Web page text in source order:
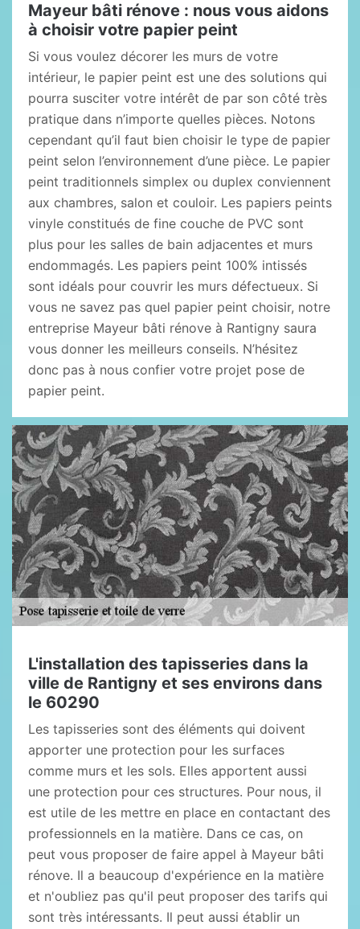
Mayeur bâti rénove : nous vous aidons
à choisir votre papier peint
Si vous voulez décorer les murs de votre
intérieur, le papier peint est une des solutions qui
pourra susciter votre intérêt de par son côté très
pratique dans n’importe quelles pièces. Notons
cependant qu’il faut bien choisir le type de papier
peint selon l’environnement d’une pièce. Le papier
peint traditionnels simplex ou duplex conviennent
aux chambres, salon et couloir. Les papiers peints
vinyle constitués de fine couche de PVC sont
plus pour les salles de bain adjacentes et murs
endommagés. Les papiers peint 100% intissés
sont idéals pour couvrir les murs défectueux. Si
vous ne savez pas quel papier peint choisir, notre
entreprise Mayeur bâti rénove à Rantigny saura
vous donner les meilleurs conseils. N’hésitez
donc pas à nous confier votre projet pose de
papier peint.
L'installation des tapisseries dans la
ville de Rantigny et ses environs dans
le 60290
Les tapisseries sont des éléments qui doivent
apporter une protection pour les surfaces
comme murs et les sols. Elles apportent aussi
une protection pour ces structures. Pour nous, il
est utile de les mettre en place en contactant des
professionnels en la matière. Dans ce cas, on
peut vous proposer de faire appel à Mayeur bâti
rénove. Il a beaucoup d'expérience en la matière
et n'oubliez pas qu'il peut proposer des tarifs qui
sont très intéressants. Il peut aussi établir un